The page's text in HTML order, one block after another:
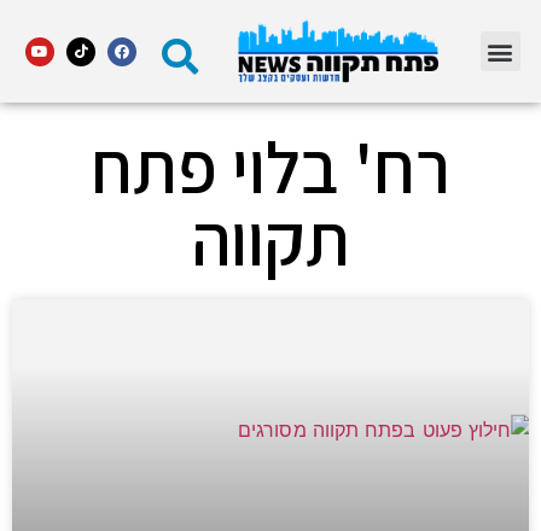
רח' בלוי פתח
תקווה